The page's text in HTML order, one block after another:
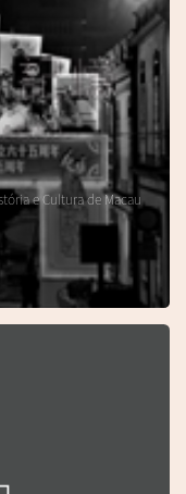
e Cultura de Macau